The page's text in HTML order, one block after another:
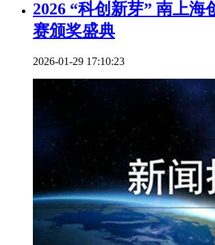
2026 “科创新芽” 南上海
赛颁奖盛典
2026-01-29 17:10:23